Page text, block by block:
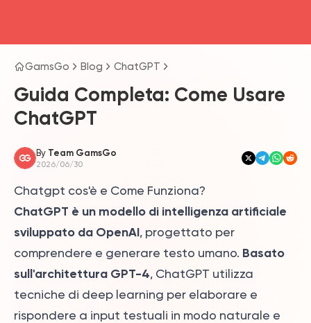
GamsGo Blog ChatGPT
Guida Completa: Come Usare
ChatGPT
By Team GamsGo
2026/06/30
Chatgpt cos'è e Come Funziona?
ChatGPT è un modello di intelligenza artificiale
sviluppato da OpenAI, progettato per
comprendere e generare testo umano. Basato
sull'architettura GPT-4, ChatGPT utilizza
tecniche di deep learning per elaborare e
rispondere a input testuali in modo naturale e